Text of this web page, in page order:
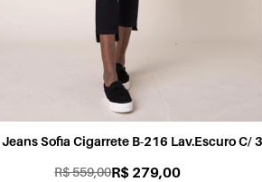
Sofia Cigarrete B-216 Lav.Escuro C/
R$ 559,00R$ 279,00